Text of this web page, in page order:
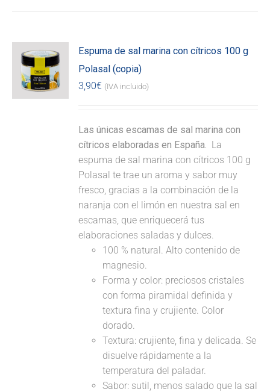
Espuma de sal marina con cítricos 100 g
Polasal (copia)
3,90€ (IVA incluido)
Las únicas escamas de sal marina con
cítricos elaboradas en España. La
espuma de sal marina con cítricos 100 g
Polasal te trae un aroma y sabor muy
fresco, gracias a la combinación de la
naranja con el limón en nuestra sal en
escamas, que enriquecerá tus
elaboraciones saladas y dulces.
100 % natural. Alto contenido de
magnesio.
Forma y color: preciosos cristales
con forma piramidal definida y
textura fina y crujiente. Color
dorado.
Textura: crujiente, fina y delicada. Se
disuelve rápidamente a la
temperatura del paladar.
Sabor: sutil, menos salado que la sal